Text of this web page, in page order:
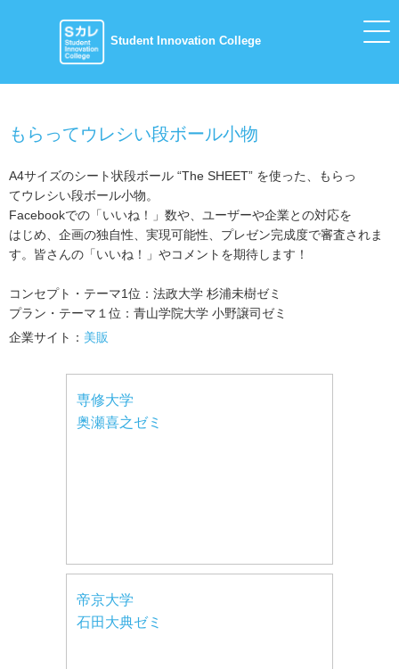
Student Innovation College
もらってウレシい段ボール小物
A4サイズのシート状段ボール “The SHEET” を使った、もらっ
てウレシい段ボール小物。
Facebookでの「いいね！」数や、ユーザーや企業との対応を
はじめ、企画の独自性、実現可能性、プレゼン完成度で審査されま
す。皆さんの「いいね！」やコメントを期待します！
コンセプト・テーマ1位：法政大学 杉浦未樹ゼミ
プラン・テーマ１位：青山学院大学 小野譲司ゼミ
企業サイト： 美販
専修大学
奥瀬喜之ゼミ
帝京大学
石田大典ゼミ